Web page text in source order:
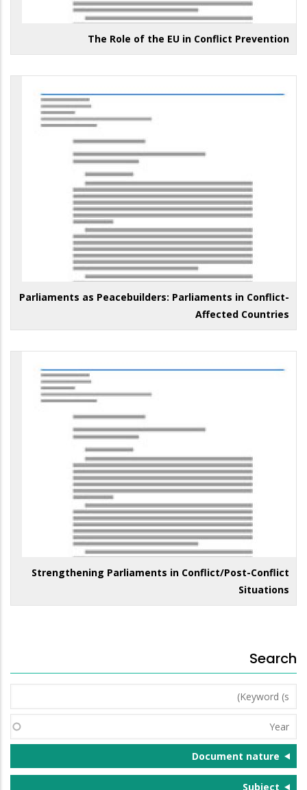
The Role of the EU in Conflict Prevention
Parliaments as Peacebuilders: Parliaments in Conflict-
Affected Countries
Strengthening Parliaments in Conflict/Post-Conflict
Situations
Search
Keyword
(s)
Year
Document nature
Subject